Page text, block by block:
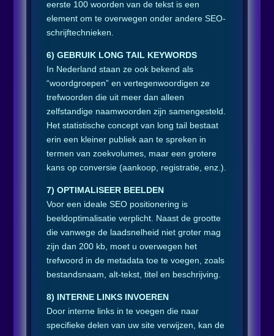
eerste 100 woorden van de tekst is een
element om te overwegen onder andere SEO-
schrijftechnieken.
6) GEBRUIK LONG TAIL KEYWORDS
In Nederland staan ze ook bekend als
“woordgroepen” en vertegenwoordigen ze
trefwoorden die uit meer dan alleen
zelfstandige naamwoorden zijn samengesteld.
Het statistische concept van long tail bestaat
erin een kleiner publiek aan te spreken in
termen van zoekvolumes, maar een grotere
kans op conversie (aankoop, registratie, enz.).
7) OPTIMALISEER BEELDEN
Voor een ideale SEO positionering is
beeldoptimalisatie verplicht. Naast de grootte
die vanwege de laadsnelheid niet groter mag
zijn dan 200 kb, moet u overwegen het
trefwoord in de metadata toe te voegen, zoals
bestandsnaam, alt-tekst, titel en beschrijving.
8) INTERNE LINKS INVOEREN
Door interne links in te voegen die naar
specifieke delen van uw site verwijzen, kan de